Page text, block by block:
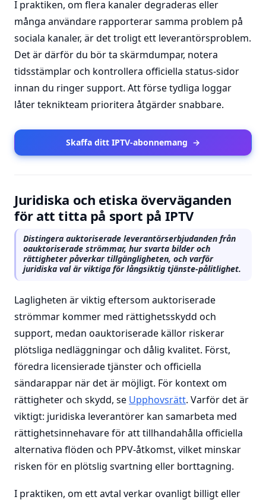
I praktiken, om flera kanaler degraderas eller
många användare rapporterar samma problem på
sociala kanaler, är det troligt ett leverantörsproblem.
Det är därför du bör ta skärmdumpar, notera
tidsstämplar och kontrollera officiella status-sidor
innan du ringer support. Att förse tydliga loggar
låter teknikteam prioritera åtgärder snabbare.
Skaffa ditt IPTV-abonnemang →
Juridiska och etiska överväganden
för att titta på sport på IPTV
Distingera auktoriserade leverantörserbjudanden från
oauktoriserade strömmar, hur svarta bilder och
rättigheter påverkar tillgängligheten, och varför
juridiska val är viktiga för långsiktig tjänste-pålitlighet.
Lagligheten är viktig eftersom auktoriserade
strömmar kommer med rättighetsskydd och
support, medan oauktoriserade källor riskerar
plötsliga nedläggningar och dålig kvalitet. Först,
föredra licensierade tjänster och officiella
sändarappar när det är möjligt. För kontext om
rättigheter och skydd, se Upphovsrätt. Varför det är
viktigt: juridiska leverantörer kan samarbeta med
rättighetsinnehavare för att tillhandahålla officiella
alternativa flöden och PPV-åtkomst, vilket minskar
risken för en plötslig svartning eller borttagning.
I praktiken, om ett avtal verkar ovanligt billigt eller